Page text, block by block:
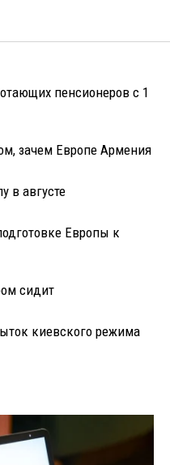
пенсионеров с 1
зачем Европе Армения
в августе
Европы к
сидит
киевского режима